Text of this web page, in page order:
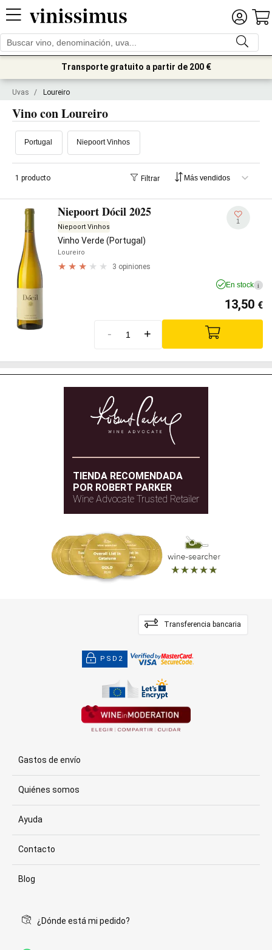
Transporte gratuito a partir de 200 €
Uvas / Loureiro
Vino con Loureiro
Portugal Niepoort Vinhos
1 producto Filtrar
Niepoort Dócil 2025
Niepoort Vinhos
Vinho Verde (Portugal)
Loureiro
3 opiniones
1
En stock i
13,50 €
- +
TIENDA RECOMENDADA
POR ROBERT PARKER
Wine Advocate Trusted Retailer
Transferencia bancaria
PSD2
Gastos de envío
Quiénes somos
Ayuda
Contacto
Blog
¿Dónde está mi pedido?